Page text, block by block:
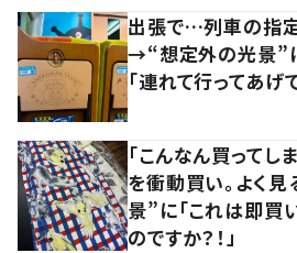
出張で…列車の指
→“想定外の光景”に
「連れて行ってあげ
「こんなん買ってし
を衝動買い。よく
景”に「これは即買
のですか？！」